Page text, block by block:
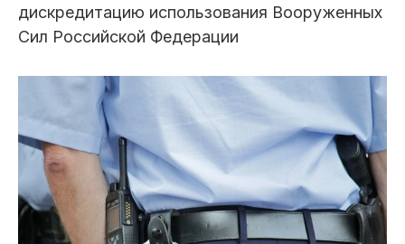
дискредитацию использования Вооруженных
Сил Российской Федерации